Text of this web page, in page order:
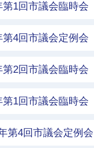
第1回市議会臨時会
第4回市議会定例会
第2回市議会臨時会
第1回市議会臨時会
第4回市議会定例会